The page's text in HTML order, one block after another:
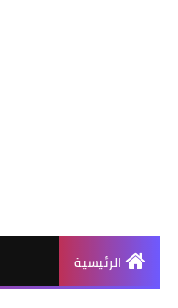
الرئيسية